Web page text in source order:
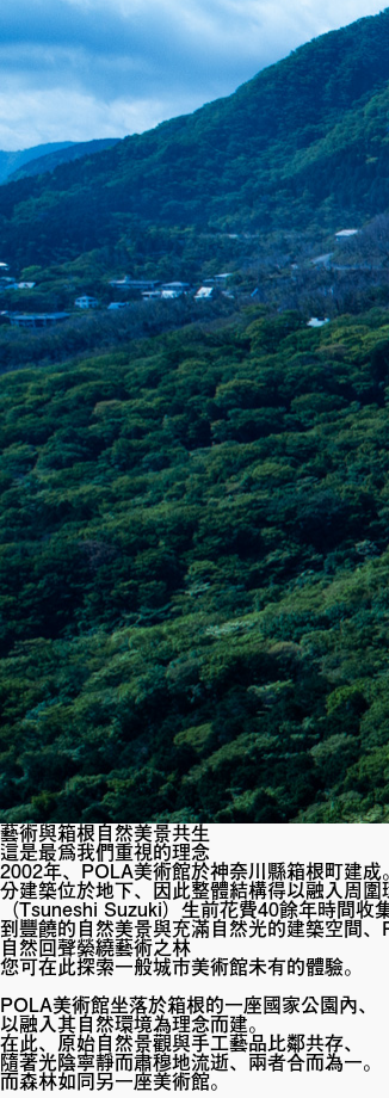
藝術與箱根自然美景共生
這是最爲我們重視的理念
2002年、POLA美術館於神奈川縣箱根町建
分建築位於地下、因此整體結構得以融入周
（Tsuneshi Suzuki）生前花費40餘年時間收
到豐饒的自然美景與充滿自然光的建築空間
自然回聲縈繞藝術之林
您可在此探索一般城市美術館未有的體驗。
POLA美術館坐落於箱根的一座國家公園內、
以融入其自然環境為理念而建。
在此、原始自然景觀與手工藝品比鄰共存、
隨著光陰寧靜而肅穆地流逝、兩者合而為一。
而森林如同另一座美術館。